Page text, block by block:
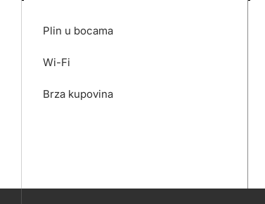
Plin u bocama
Wi-Fi
Brza kupovina